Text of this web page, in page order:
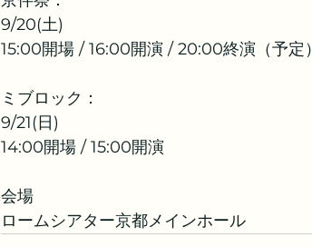
9/20(土)
15:00開場 / 16:00開演 / 20:00終演（予定）
ミブロック：
9/21(日)
14:00開場 / 15:00開演
会場
ロームシアター京都メインホール